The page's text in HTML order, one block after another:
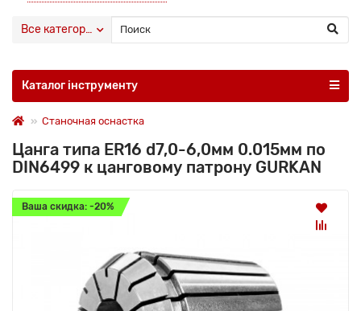
Все категории
Каталог інструменту
Станочная оснастка
Цанга типа ER16 d7,0-6,0мм 0.015мм по
DIN6499 к цанговому патрону GURKAN
Ваша скидка: -20%